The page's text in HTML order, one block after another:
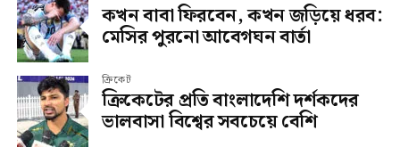
কখন বাবা ফিরবেন, কখন জড়িয়ে ধরব:
মেসির পুরনো আবেগঘন বার্তা
ক্রিকেট
ক্রিকেটের প্রতি বাংলাদেশি দর্শকদের
ভালবাসা বিশ্বের সবচেয়ে বেশি